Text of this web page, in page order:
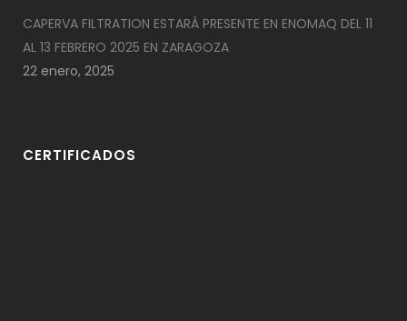
CAPERVA FILTRATION ESTARÁ PRESENTE EN ENOMAQ DEL 11
AL 13 FEBRERO 2025 EN ZARAGOZA
22 enero, 2025
CERTIFICADOS